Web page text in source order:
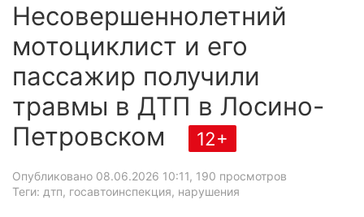
Несовершеннолетний
мотоциклист и его
пассажир получили
травмы в ДТП в Лосино-
Петровском
12+
Опубликовано 08.06.2026 10:11, 190 просмотров
Теги: дтп, госавтоинспекция, нарушения